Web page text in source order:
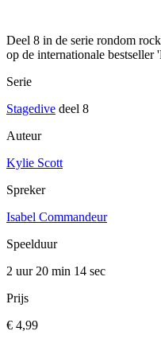
Deel 8 in de serie rondom
op de internationale bestseller
Serie
Stagedive deel 8
Auteur
Kylie Scott
Spreker
Isabel Commandeur
Speelduur
2 uur 20 min 14 sec
Prijs
€ 4,99